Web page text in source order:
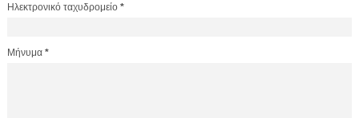
Ηλεκτρονικό ταχυδρομείο *
Μήνυμα *